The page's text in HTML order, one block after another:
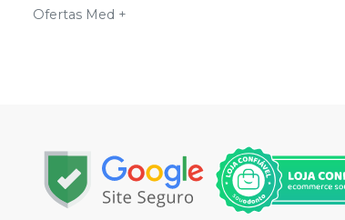
Ofertas Med +